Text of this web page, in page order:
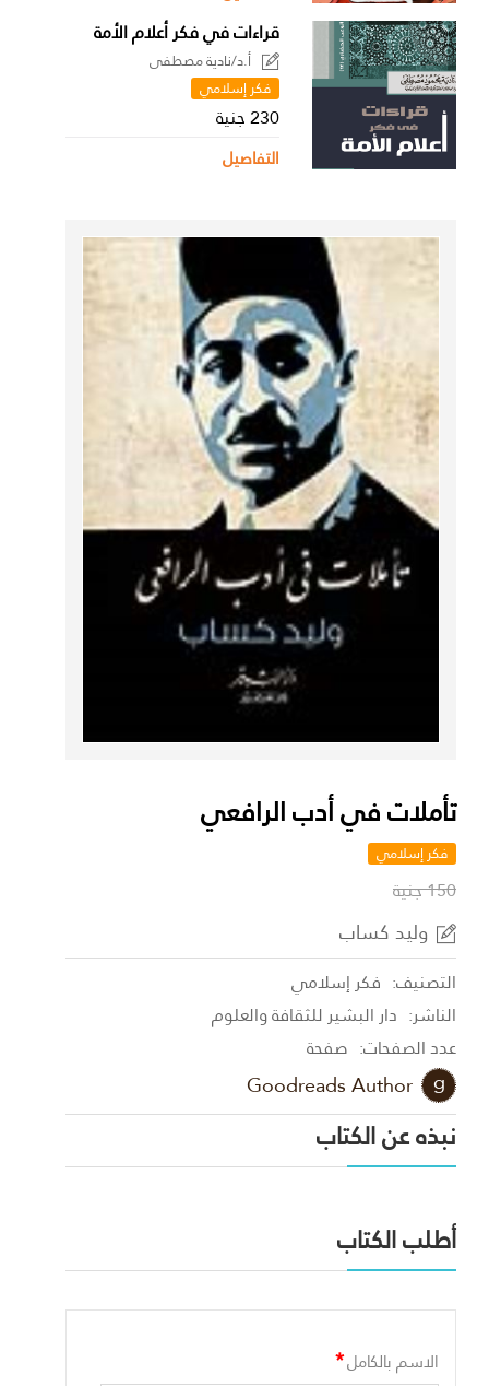
قراءات في فكر أعلام الأمة
أ.د/نادية مصطفى
فكر إسلامي
230 جنية
التفاصيل
تأملات في أدب الرافعي
فكر إسلامي
150 جنية
وليد كساب
التصنيف: فكر إسلامي
الناشر: دار البشير للثقافة والعلوم
عدد الصفحات: صفحة
Goodreads Author
نبذه عن الكتاب
أطلب الكتاب
الاسم بالكامل*